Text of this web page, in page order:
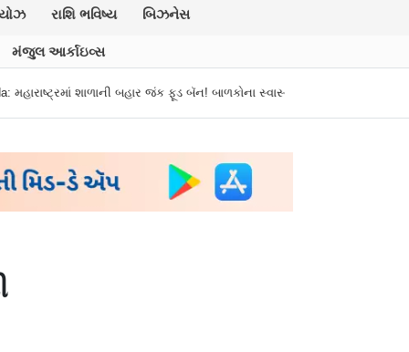
રાશિ ભવિષ્ય બિઝનેસ
મંજુલ આર્કાઇવ્સ
બહાર જંક ફૂડ બૅન! બાળકોના સ્વાસ્થ્ય અને ભવિષ્ય માટે એક ક્રાંતિકારી પગલું